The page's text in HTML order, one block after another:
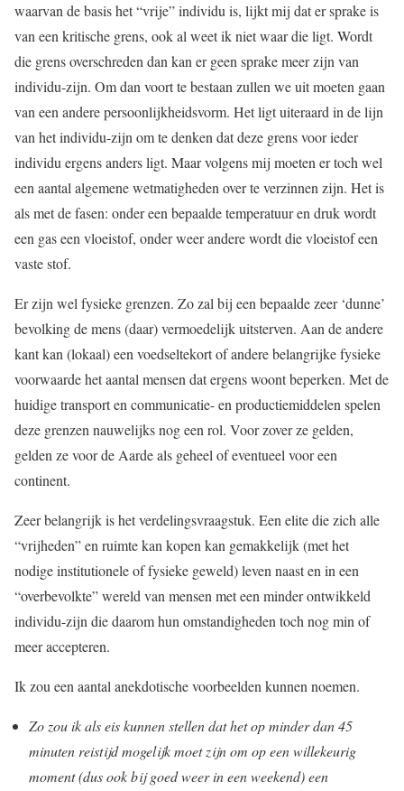
waarvan de basis het “vrije” individu is, lijkt mij dat er sprake is
van een kritische grens, ook al weet ik niet waar die ligt. Wordt
die grens overschreden dan kan er geen sprake meer zijn van
individu-zijn. Om dan voort te bestaan zullen we uit moeten gaan
van een andere persoonlijkheidsvorm. Het ligt uiteraard in de lijn
van het individu-zijn om te denken dat deze grens voor ieder
individu ergens anders ligt. Maar volgens mij moeten er toch wel
een aantal algemene wetmatigheden over te verzinnen zijn. Het is
als met de fasen: onder een bepaalde temperatuur en druk wordt
een gas een vloeistof, onder weer andere wordt die vloeistof een
vaste stof.
Er zijn wel fysieke grenzen. Zo zal bij een bepaalde zeer ‘dunne’
bevolking de mens (daar) vermoedelijk uitsterven. Aan de andere
kant kan (lokaal) een voedseltekort of andere belangrijke fysieke
voorwaarde het aantal mensen dat ergens woont beperken. Met de
huidige transport en communicatie- en productiemiddelen spelen
deze grenzen nauwelijks nog een rol. Voor zover ze gelden,
gelden ze voor de Aarde als geheel of eventueel voor een
continent.
Zeer belangrijk is het verdelingsvraagstuk. Een elite die zich alle
“vrijheden” en ruimte kan kopen kan gemakkelijk (met het
nodige institutionele of fysieke geweld) leven naast en in een
“overbevolkte” wereld van mensen met een minder ontwikkeld
individu-zijn die daarom hun omstandigheden toch nog min of
meer accepteren.
Ik zou een aantal anekdotische voorbeelden kunnen noemen.
Zo zou ik als eis kunnen stellen dat het op minder dan 45
minuten reistijd mogelijk moet zijn om op een willekeurig
moment (dus ook bij goed weer in een weekend) een